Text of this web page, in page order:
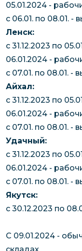
05.01.2024 -
с 06.01. по 08.01.
Ленск:
с 31.12.2023 по
06.01.2024 -
с 07.01. по 08.01. -
Айхал:
с 31.12.2023 по
06.01.2024 -
с 07.01. по 08.01. -
Удачный:
с 31.12.2023 по
06.01.2024 -
с 07.01. по 08.01. -
Якутск:
с 30.12.2023 по
С 09.01.2024 -